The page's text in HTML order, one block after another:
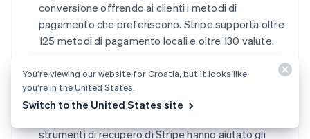
conversione offrendo ai clienti i metodi di
pagamento che preferiscono. Stripe supporta oltre
125 metodi di pagamento locali e oltre 130 valute.
Aumentare i ricavi e ridurre l'abbandono:
migliora
l'acquisizione dei ricavi e riduci il tasso di
abbandono involontario con Smart Retries e le
strumenti di recupero di Stripe hanno aiutato gli
You’re viewing our website for Croatia, but it looks like
you’re in the United States.
Switch to the United States site